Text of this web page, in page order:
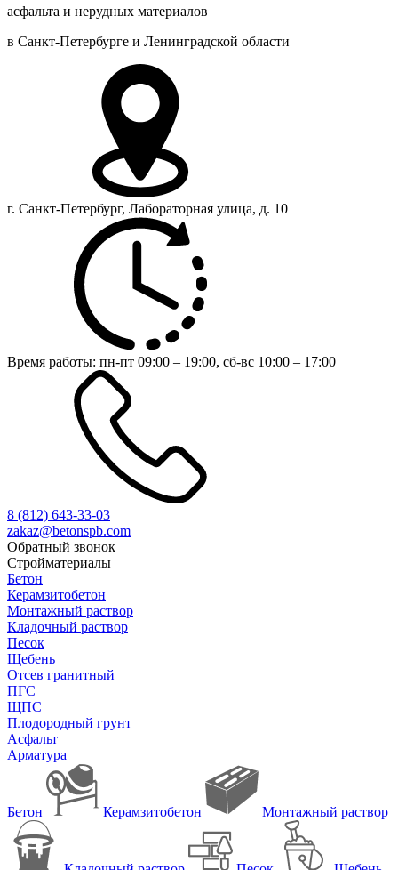
асфальта и нерудных материалов
в Санкт-Петербурге и Ленинградской области
г. Санкт-Петербург, Лабораторная улица, д. 10
Время работы: пн-пт 09:00 – 19:00, сб-вс 10:00 – 17:00
8 (812) 643-33-03
zakaz@betonspb.com
Обратный звонок
Стройматериалы
Бетон
Керамзитобетон
Монтажный раствор
Кладочный раствор
Песок
Щебень
Отсев гранитный
ПГС
ЩПС
Плодородный грунт
Асфальт
Арматура
Бетон Керамзитобетон Монтажный раствор